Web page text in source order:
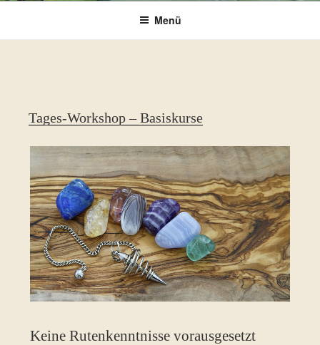
Menü
Tages-Workshop – Basiskurse
Keine Rutenkenntnisse vorausgesetzt